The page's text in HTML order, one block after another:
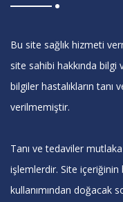
Bu site sağlık hizmeti
site sahibi hakkında bilgi
bilgiler hastalıkların tanı
verilmemiştir.
Tanı ve tedaviler
işlemlerdir. Site içeriğinin
kullanımından doğacak